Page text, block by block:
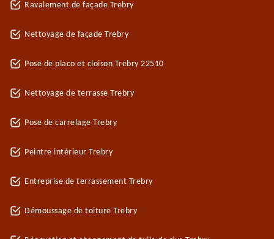
Ravalement de façade Trebry
Nettoyage de façade Trebry
Pose de placo et cloison Trebry 22510
Nettoyage de terrasse Trebry
Pose de carrelage Trebry
Peintre intérieur Trebry
Entreprise de terrassement Trebry
Démoussage de toiture Trebry